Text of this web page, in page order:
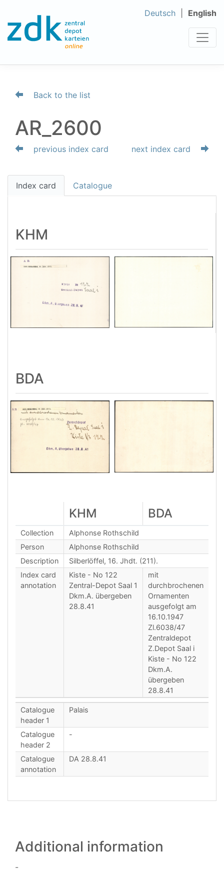
Deutsch English
Back to the list
AR_2600
previous index card next index card
Index card Catalogue
KHM
BDA
KHM BDA
Collection
Alphonse Rothschild
Person
Alphonse Rothschild
Description
Silberlöffel, 16. Jhdt. (211).
Index card
annotation
Kiste - No 122
Zentral-Depot Saal 1
Dkm.A. übergeben
28.8.41
mit
durchbrochenen
Ornamenten
ausgefolgt am
16.10.1947
Zl.6038/47
Zentraldepot
Z.Depot Saal i
Kiste - No 122
Dkm.A.
übergeben
28.8.41
Catalogue
header 1
Palais
Catalogue
header 2
-
Catalogue
annotation
DA 28.8.41
Additional information
-